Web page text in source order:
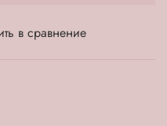
в сравнение